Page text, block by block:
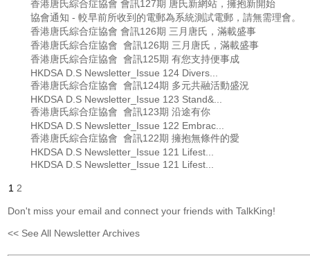
香港唐氏綜合症協會 會訊127期 唐氏新網站，擁抱新開始
協會通知 - 較早前所收到的電郵為系統測試電郵，請無需理會。
香港唐氏綜合症協會 會訊126期 三月唐氏，滿載盛事
香港唐氏綜合症協會 會訊126期 三月唐氏，滿載盛事
香港唐氏綜合症協會 會訊125期 有您支持便事成
HKDSA D.S Newsletter_Issue 124 Divers...
香港唐氏綜合症協會 會訊124期 多元共融活動盛況
HKDSA D.S Newsletter_Issue 123 Stand&...
香港唐氏綜合症協會 會訊123期 沿途有你
HKDSA D.S Newsletter_Issue 122 Embrac...
香港唐氏綜合症協會 會訊122期 擁抱無條件的愛
HKDSA D.S Newsletter_Issue 121 Lifest...
HKDSA D.S Newsletter_Issue 121 Lifest...
1 2
Don't miss your email and connect your friends with TalkKing!
<< See All Newsletter Archives